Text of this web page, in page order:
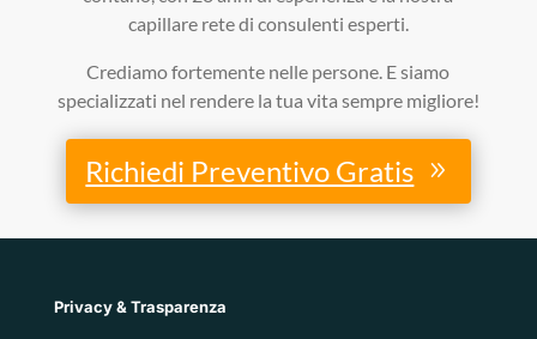
capillare rete di consulenti esperti.
Crediamo fortemente nelle persone. E siamo
specializzati nel rendere la tua vita sempre migliore!
Richiedi Preventivo Gratis
Privacy & Trasparenza